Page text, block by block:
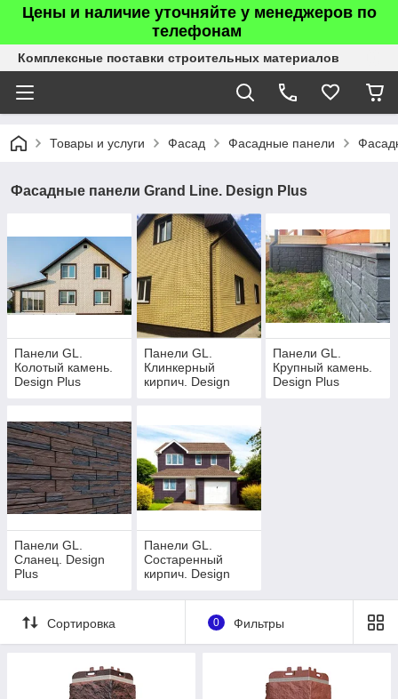
Цены и наличие уточняйте у менеджеров по
телефонам
Комплексные поставки строительных материалов
Товары и услуги Фасад Фасадные панели
Фасадные панели Grand Line. Design Plus
Панели GL.
Колотый камень.
Design Plus
Панели GL.
Клинкерный
кирпич. Design
Панели GL.
Крупный камень.
Design Plus
Панели GL.
Сланец. Design
Plus
Панели GL.
Состаренный
кирпич. Design
Сортировка 0 Фильтры